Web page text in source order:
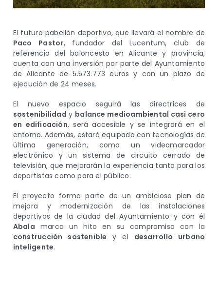
El futuro pabellón deportivo, que llevará el nombre de
Paco Pastor, fundador del Lucentum, club de
referencia del baloncesto en Alicante y provincia,
cuenta con una inversión por parte del Ayuntamiento
de Alicante de 5.573.773 euros y con un plazo de
ejecución de 24 meses.
El nuevo espacio seguirá las directrices de
sostenibilidad y balance medioambiental casi cero
en edificación, será accesible y se integrará en el
entorno. Además, estará equipado con tecnologías de
última generación, como un videomarcador
electrónico y un sistema de circuito cerrado de
televisión, que mejorarán la experiencia tanto para los
deportistas como para el público.
El proyecto forma parte de un ambicioso plan de
mejora y modernización de las instalaciones
deportivas de la ciudad del Ayuntamiento y con él
Abala marca un hito en su compromiso con la
construcción sostenible y el desarrollo urbano
inteligente.